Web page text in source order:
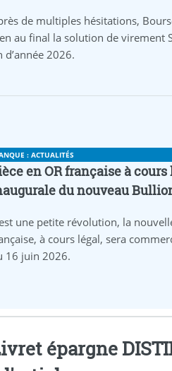
de multiples hésitations,
au final la solution de virement
d’année 2026.
: ACTUALITÉS
en OR française à
du nouveau
une petite révolution, la
à cours légal, sera
16 juin 2026.
épargne